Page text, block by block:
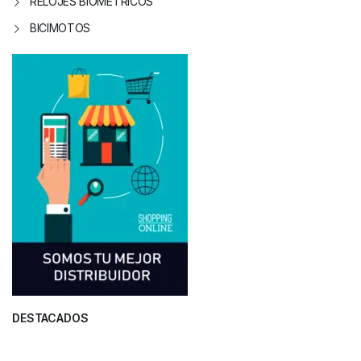
BICIMOTOS
DESTACADOS